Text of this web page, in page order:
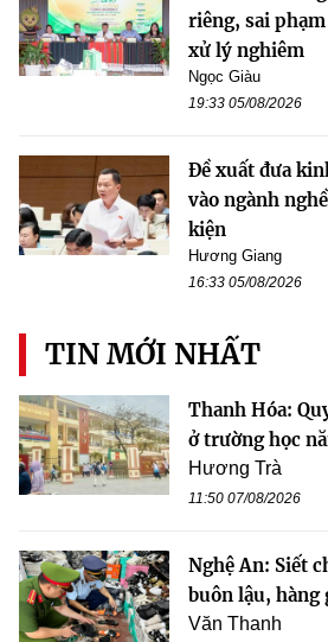
riêng, sai
xử lý nghiêm
Ngọc Giàu
19:33 05/08/2026
Đề xuất đưa
vào ngành
kiện
Hương Giang
16:33 05/08/2026
TIN MỚI NHẤT
Thanh Hóa:
ở trường học
Hương Trà
11:50 07/08/2026
Nghệ An: Siết
buôn lậu, hàng
Văn Thanh